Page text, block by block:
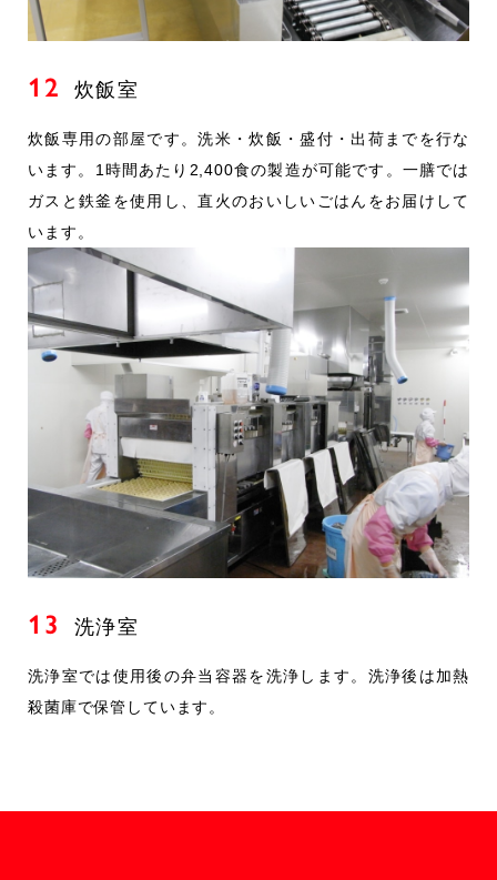
12 炊飯室
炊飯専用の部屋です。洗米・炊飯・盛付・出荷までを行な
います。1時間あたり2,400食の製造が可能です。一膳では
ガスと鉄釜を使用し、直火のおいしいごはんをお届けして
います。
13 洗浄室
洗浄室では使用後の弁当容器を洗浄します。洗浄後は加熱
殺菌庫で保管しています。